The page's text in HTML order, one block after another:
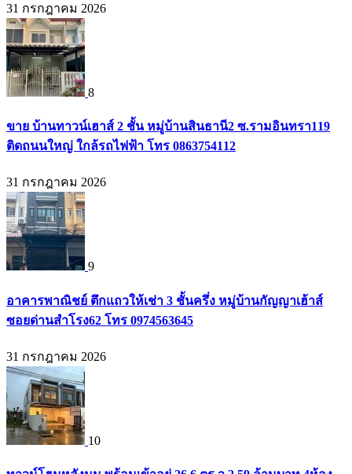
31 กรกฎาคม 2026
8
ขาย บ้านทาวน์เฮาส์ 2 ชั้น หมู่บ้านสินธานี2 ซ.รามอินทรา119
ติดถนนใหญ่ ใกล้รถไฟฟ้า โทร 0863754112
31 กรกฎาคม 2026
9
อาคารพาณิชย์ ตึกแถวให้เช่า 3 ชั้นครึ่ง หมู่บ้านกัญญาเฮ้าส์
ซอยด่านสำโรง62 โทร 0974563645
31 กรกฎาคม 2026
10